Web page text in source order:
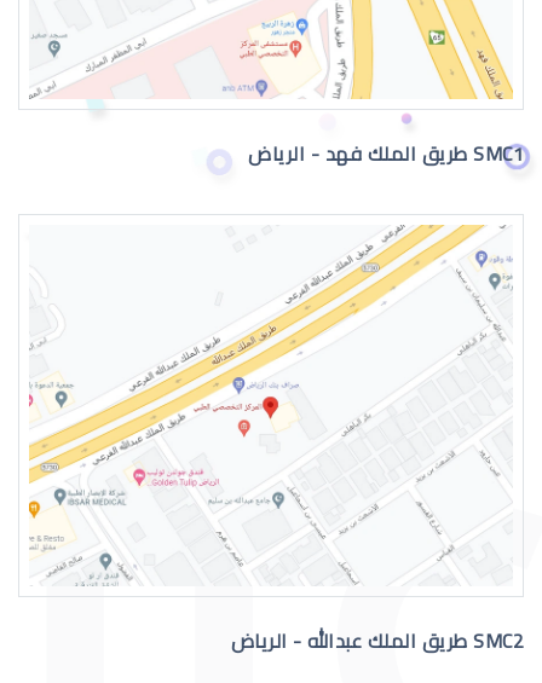
اعراض الماء الازرق بالعين
اسباب الماء الازرق بالعين
علاج الماء الازرق بالعين
SMC1 طريق الملك فهد - الرياض
SMC2 طريق الملك عبدالله - الرياض